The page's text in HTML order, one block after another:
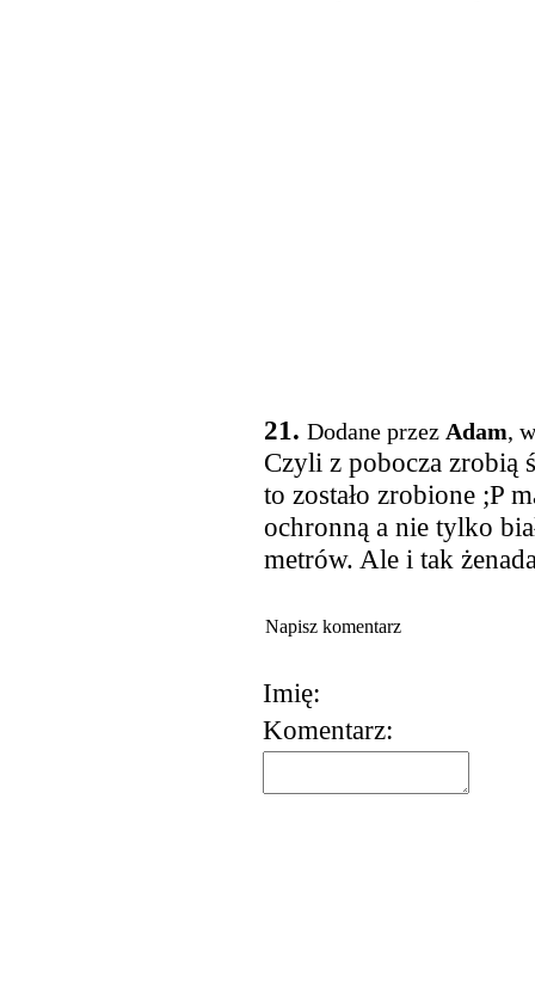
21. Dodane przez Adam,
Czyli z pobocza zrobią
to zostało zrobione ;P
ochronną a nie tylko
metrów. Ale i tak
Napisz komentarz
Imię:
Komentarz: